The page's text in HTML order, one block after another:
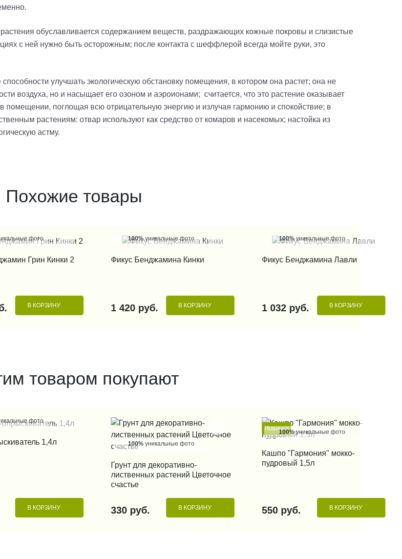
растения обуславливается содержанием веществ, раздражающих кожные покровы и слизистые
с ней нужно быть осторожным; после контакта с шеффлерой всегда мойте руки, это
улучшать экологическую обстановку помещения, в котором она растет; она не
воздуха, но и насыщает его озоном и аэроионами; считается, что это растение оказывает
помещении, поглощая всю отрицательную энергию и излучая гармонию и спокойствие; в
растениям: отвар используют как средство от комаров и насекомых; настойка из
астму.
Похожие товары
фото
Грин Кинки 2
В КОРЗИНУ
100%уникальные фото
Фикус Бенджамина Кинки
1 420 руб. В КОРЗИНУ
100% уникальные фото
Фикус Бенджамина Лавли
1 032 руб. В КОРЗИНУ
товаром покупают
фото
1,4л
В КОРЗИНУ
100% уникальные фото
КУПИТЬ В 1 КЛИК
Грунт для декоративно-
лиственных растений Цветочное
счастье
330 руб. В КОРЗИНУ
Новинка
100%уникальные фото
КУПИТЬ В 1 КЛИК
Кашпо "Гармония" мокко-
пудровый 1,5л
550 руб. В КОРЗИНУ